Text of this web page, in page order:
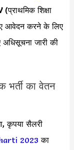
(प्राथमिक शिक्षा
आवेदन करने के लिए
जारी की
भर्ती का वेतन
कृपया सैलरी
2023 का